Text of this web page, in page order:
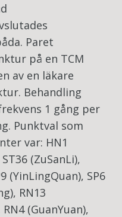
Paret
på en TCM
av en läkare
Behandling
1 gång per
Punktval som
var: HN1
(ZuSanLi),
(YinLingQuan), SP6
RN13
(GuanYuan),